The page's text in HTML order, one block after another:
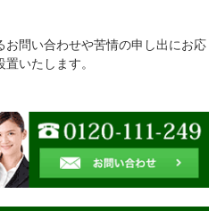
お問い合わせや苦情の申し出にお応
いたします。